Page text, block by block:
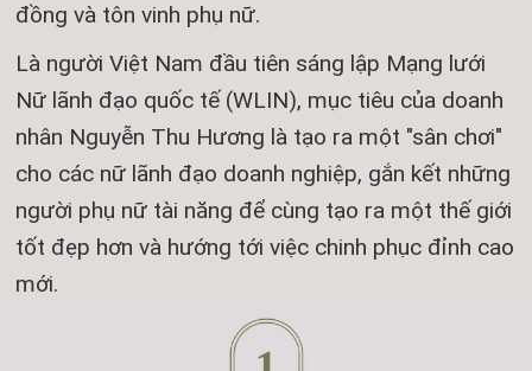
đồng và tôn vinh phụ nữ.
Là người Việt Nam đầu tiên sáng lập Mạng lưới
Nữ lãnh đạo quốc tế (WLIN), mục tiêu của doanh
nhân Nguyễn Thu Hương là tạo ra một "sân chơi"
cho các nữ lãnh đạo doanh nghiệp, gắn kết những
người phụ nữ tài năng để cùng tạo ra một thế giới
tốt đẹp hơn và hướng tới việc chinh phục đỉnh cao
mới.